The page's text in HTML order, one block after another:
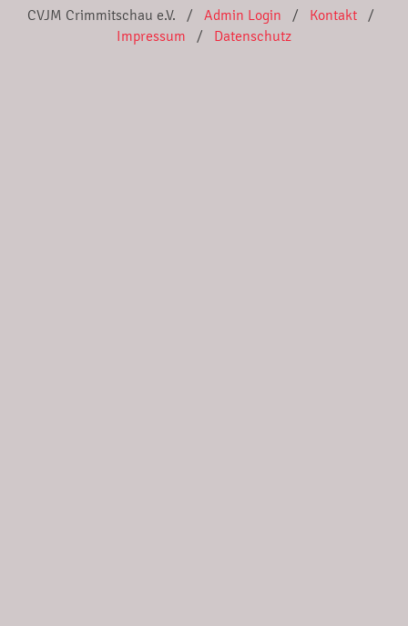
CVJM Crimmitschau e.V. / Admin Login / Kontakt/
Impressum / Datenschutz